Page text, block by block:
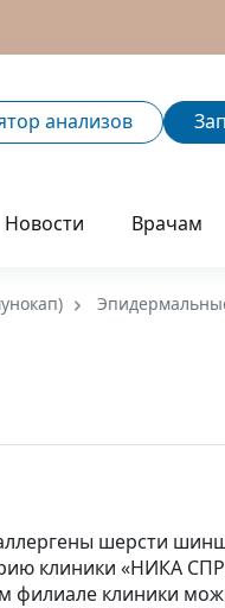
анализов
Новости Врачам
шерсти
клиники «НИКА
клиники